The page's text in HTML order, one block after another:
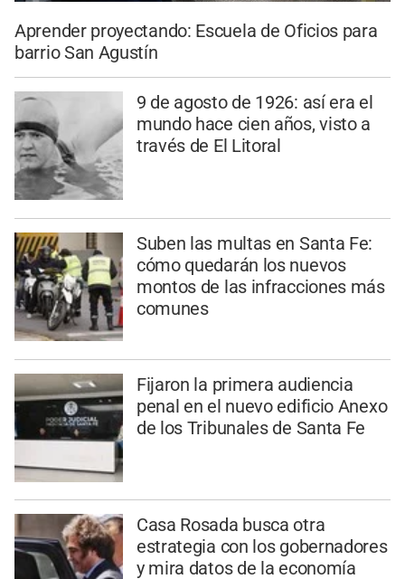
Aprender proyectando: Escuela de Oficios para
barrio San Agustín
9 de agosto de 1926: así era el
mundo hace cien años, visto a
través de El Litoral
Suben las multas en Santa Fe:
cómo quedarán los nuevos
montos de las infracciones más
comunes
Fijaron la primera audiencia
penal en el nuevo edificio Anexo
de los Tribunales de Santa Fe
Casa Rosada busca otra
estrategia con los gobernadores
y mira datos de la economía